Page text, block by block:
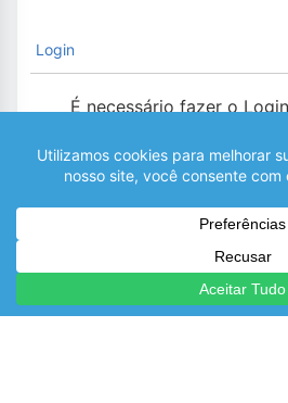
Login
É necessário fazer o
0 COMENTÁRIOS